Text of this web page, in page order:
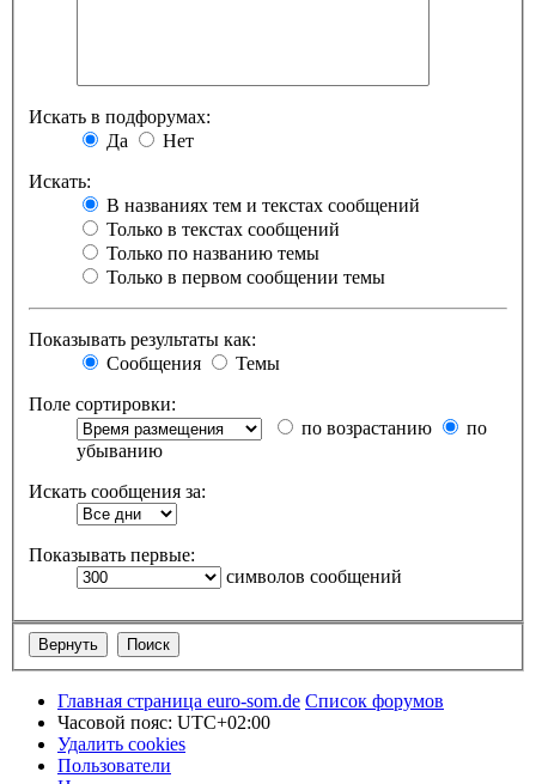
Искать в подфорумах:
Да
Нет
Искать:
В названиях тем и текстах сообщений
Только в текстах сообщений
Только по названию темы
Только в первом сообщении темы
Показывать результаты как:
Сообщения
Темы
Поле сортировки:
по возрастанию
по
убыванию
Искать сообщения за:
Показывать первые:
символов сообщений
Главная страница euro-som.de Список форумов
Часовой пояс: UTC+02:00
Удалить cookies
Пользователи